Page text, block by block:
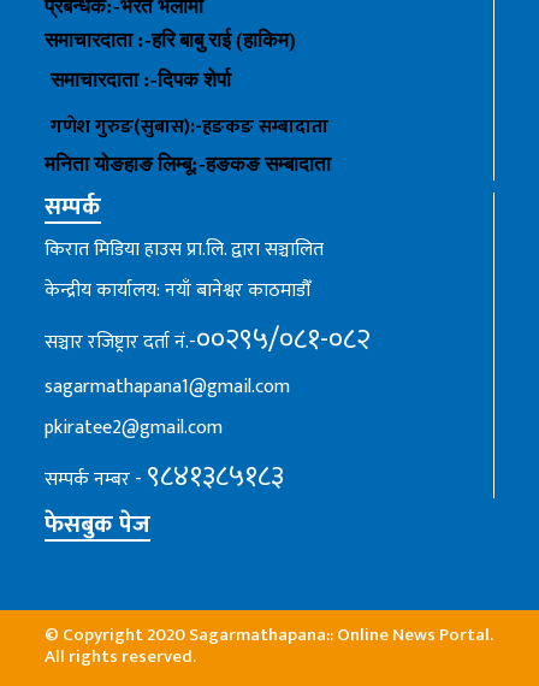
प्रबन्धक:-भरत भलामी
समाचारदाता :-हरि बाबु राई (हाकिम)
समाचारदाता :-दिपक शेर्पा
गणेश गुरुङ(सुबास):-हङकङसम्बादाता
मनिता योङहाङलिम्बू:-हङकङ सम्बादाता
सम्पर्क
किरात मिडिया हाउस प्रा.लि. द्वारा सञ्चालित
केन्द्रीय कार्यालय: नयाँ बानेश्वर काठमाडौँ
सञ्चार रजिष्ट्रार दर्ता नं.-००२९५/०८१-०८२
sagarmathapana1@gmail.com
pkiratee2@gmail.com
सम्पर्क नम्बर - ९८४१३८५१८३
फेसबुक पेज
© Copyright 2020 Sagarmathapana:: Online News Portal.
All rights reserved.